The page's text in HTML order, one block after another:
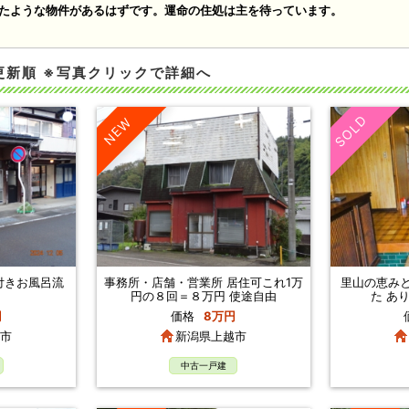
ような物件があるはずです。運命の住処は主を待っています。
新順 ※写真クリックで詳細へ
きお風呂流
事務所・店舗・営業所 居住可これ1万
円の８回＝８万円 使途自由
価格
8万円
NEW
新潟県上越市
中古一戸建
里山の恵み
た あ
SOLD